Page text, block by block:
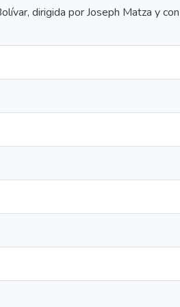
dirigida por Joseph Matza y